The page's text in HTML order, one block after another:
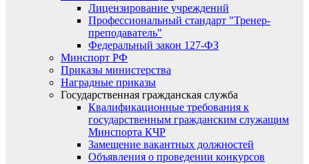
Лицензирование учреждений
Профессиональный стандарт "Тренер-
преподаватель"
Федеральный закон 127-ФЗ
Минспорт РФ
Приказы министерства
Наградные приказы
Государственная гражданская служба
Квалификационные требования к
государственным гражданским служащим
Минспорта КЧР
Замещение вакантных должностей
Объявления о проведении конкурсов